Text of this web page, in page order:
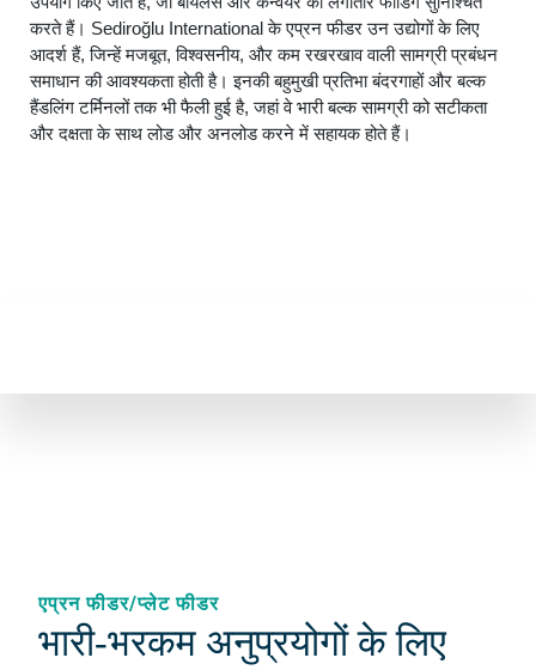
करते हैं। Sediroğlu International के एप्रन फीडर उन उद्योगों के लिए
आदर्श हैं, जिन्हें मजबूत, विश्वसनीय, और कम रखरखाव वाली सामग्री प्रबंधन
समाधान की आवश्यकता होती है। इनकी बहुमुखी प्रतिभा बंदरगाहों और बल्क
हैंडलिंग टर्मिनलों तक भी फैली हुई है, जहां वे भारी बल्क सामग्री को सटीकता
और दक्षता के साथ लोड और अनलोड करने में सहायक होते हैं।
एप्रन फीडर/प्लेट फीडर
भारी-भरकम अनुप्रयोगों के लिए